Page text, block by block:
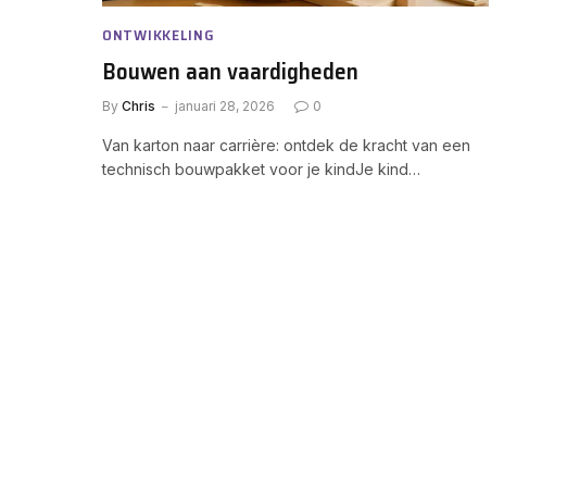
ONTWIKKELING
Bouwen aan vaardigheden
By Chris januari 28, 2026 0
Van karton naar carrière: ontdek de kracht van een
technisch bouwpakket voor je kindJe kind…